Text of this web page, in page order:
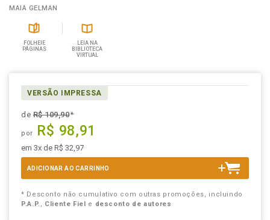
MAIA GELMAN
FOLHEIE
PÁGINAS
LEIA NA
BIBLIOTECA
VIRTUAL
VERSÃO IMPRESSA
deR$ 109,90*
por R$ 98,91
em 3x de R$ 32,97
ADICIONAR AO CARRINHO
* Desconto não cumulativo com outras promoções, incluindo
P.A.P., Cliente Fiel e desconto de autores